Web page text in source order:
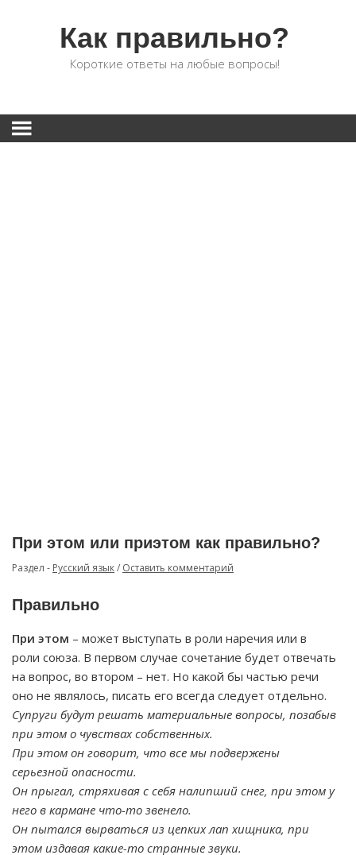
Как правильно?
Короткие ответы на любые вопросы!
При этом или приэтом как правильно?
Раздел - Русский язык/ Оставить комментарий
Правильно
При этом – может выступать в роли наречия или в
роли союза. В первом случае сочетание будет отвечать
на вопрос, во втором – нет. Но какой бы частью речи
оно не являлось, писать его всегда следует отдельно.
Супруги будут решать материальные вопросы, позабыв
при этом о чувствах собственных.
При этом он говорит, что все мы подвержены
серьезной опасности.
Он прыгал, стряхивая с себя налипший снег, при этом у
него в кармане что-то звенело.
Он пытался вырваться из цепких лап хищника, при
этом издавая какие-то странные звуки.